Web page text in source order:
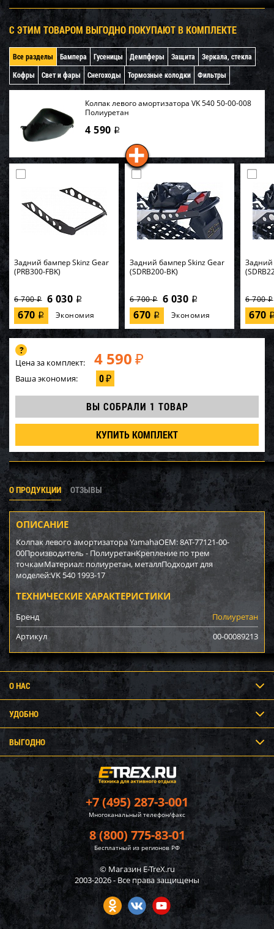
С ЭТИМ ТОВАРОМ ВЫГОДНО ПОКУПАЮТ В КОМПЛЕКТЕ
Все разделы Бампера Гусеницы Демпферы Защита
Зеркала, стекла
Кофры
Свет и фары Снегоходы Тормозные колодки Фильтры
Колпак левого амортизатора VK 540 50-00-008
Полиуретан
4 590 i
Задний бампер Skinz Gear
(PRB300-FBK)
6 700i 6 030 i
670 i Экономия
Задний бампер Skinz Gear
(SDRB200-BK)
6 700i 6 030 i
670 i Экономия
Задний
6 700i
670
Цена за комплект: 4 590 ₽
Ваша экономия: 0₽
ВЫ СОБРАЛИ 1 ТОВАР
КУПИТЬ КОМПЛЕКТ
О ПРОДУКЦИИ ОТЗЫВЫ
ОПИСАНИЕ
Колпак левого амортизатора YamahaOEM: 8AT-77121-00-
00Производитель - ПолиуретанКрепление по трем
точкамМатериал: полиуретан, металлПодходит для
моделей:VK 540 1993-17
ТЕХНИЧЕСКИЕ ХАРАКТЕРИСТИКИ
Бренд
Полиуретан
Артикул
00-00089213
+7 (495) 287-3-001
Многоканальный телефон/факс
8 (800) 775-83-01
Бесплатный из регионов РФ
© Магазин E-TreX.ru
2003-2026 - Все права защищены
О НАС
УДОБНО
ВЫГОДНО